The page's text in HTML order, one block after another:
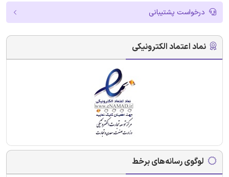
درخواست پشتیبانی
نماد اعتماد الکترونیکی
لوگوی رسانه‌های برخط